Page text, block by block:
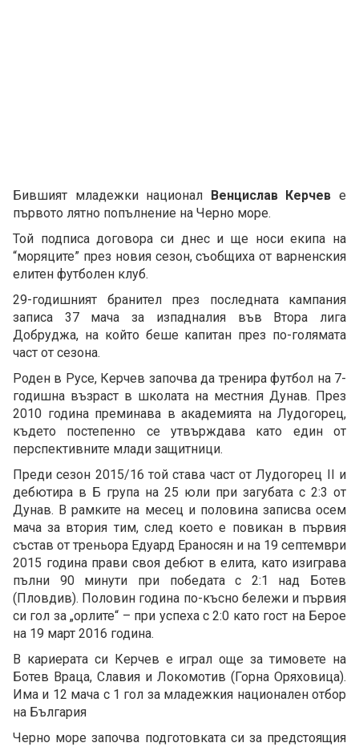
Бившият младежки национал Венцислав Керчеве
първото лятно попълнение на Черно море.
Той подписа договора си днес и ще носи екипа на
“моряците” през новия сезон, съобщиха от варненския
елитен футболен клуб.
29-годишният бранител през последната кампания
записа 37 мача за изпадналия във Втора лига
Добруджа, на който беше капитан през по-голямата
част от сезона.
Роден в Русе, Керчев започва да тренира футбол на 7-
годишна възраст в школата на местния Дунав. През
2010 година преминава в академията на Лудогорец,
където постепенно се утвърждава като един от
перспективните млади защитници.
Преди сезон 2015/16 той става част от Лудогорец II и
дебютира в Б група на 25 юли при загубата с 2:3 от
Дунав. В рамките на месец и половина записва осем
мача за втория тим, след което е повикан в първия
състав от треньора Едуард Ераносян и на 19 септември
2015 година прави своя дебют в елита, като изиграва
пълни 90 минути при победата с 2:1 над Ботев
(Пловдив). Половин година по-късно бележи и първия
си гол за „орлите“ – при успеха с 2:0 като гост на Берое
на 19 март 2016 година.
В кариерата си Керчев е играл още за тимовете на
Ботев Враца, Славия и Локомотив (Горна Оряховица).
Има и 12 мача с 1 гол за младежкия национален отбор
на България
Черно море започва подготовката си за предстоящия